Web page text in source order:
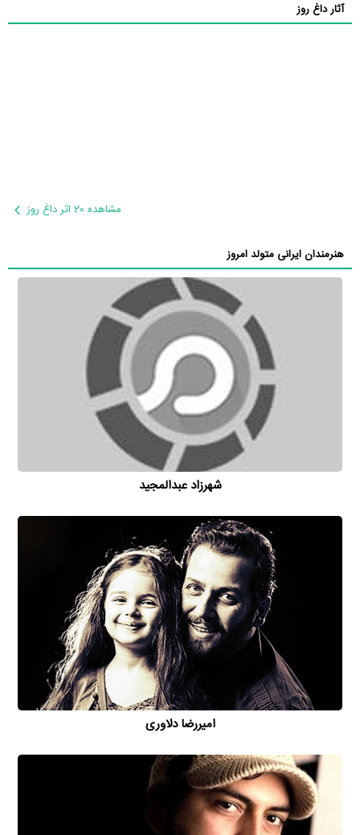
آثار داغ روز
مشاهده 20 اثر داغ روز
هنرمندان ایرانی متولد امروز
شهرزاد عبدالمجید
امیررضا دلاوری